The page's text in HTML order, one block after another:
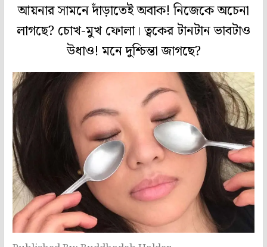
আয়নার সামনে দাঁড়াতেই অবাক! নিজেকে অচেনা
লাগছে? চোখ-মুখ ফোলা। ত্বকের টানটান ভাবটাও
উধাও! মনে দুশ্চিন্তা জাগছে?